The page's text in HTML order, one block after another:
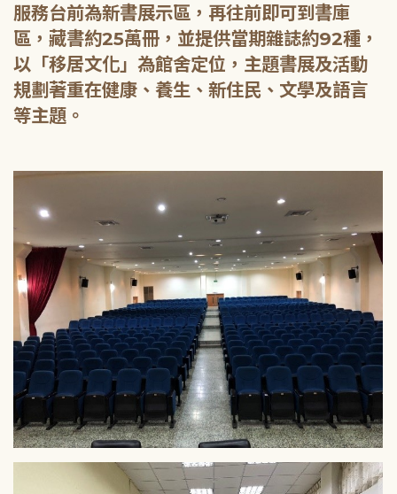
服務台前為新書展示區，再往前即可到書庫
區，藏書約25萬冊，並提供當期雜誌約92種，
以「移居文化」為館舍定位，主題書展及活動
規劃著重在健康、養生、新住民、文學及語言
等主題。